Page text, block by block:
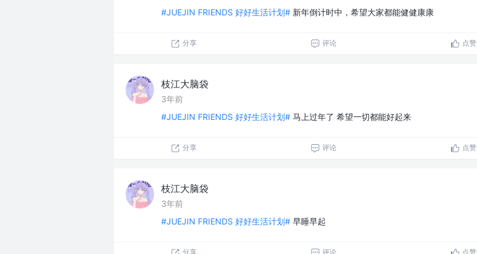
#JUEJIN FRIENDS 好好生活计划# 新年倒计时中，希望大家都能健健康康
分享 评论 点赞
枝江大脑袋
3年前
#JUEJIN FRIENDS 好好生活计划# 马上过年了 希望一切都能好起来
分享 评论 点赞
枝江大脑袋
3年前
#JUEJIN FRIENDS 好好生活计划# 早睡早起
分享 评论 点赞